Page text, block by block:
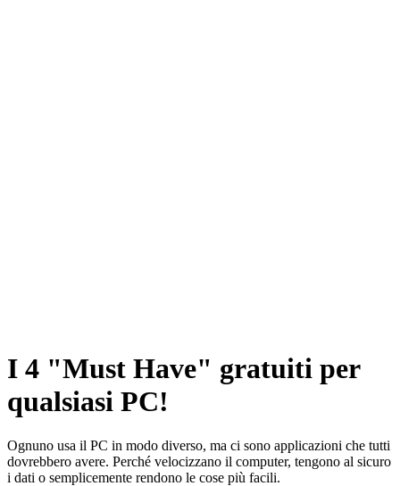
I 4 Must Have gratuiti per
qualsiasi PC!
Ognuno usa il PC in modo diverso, ma ci sono applicazioni che tutti
dovrebbero avere. Perché velocizzano il computer, tengono al sicuro
i dati o semplicemente rendono le cose più facili.